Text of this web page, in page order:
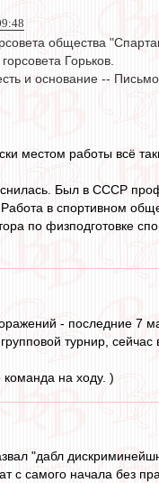
общества
Горьков.
и основание --
местом работы всё
Был в СССР
в спортивном
по физподготовке
- последние 7
турнир,
команда на ходу. )
"дабл
с самого начала без